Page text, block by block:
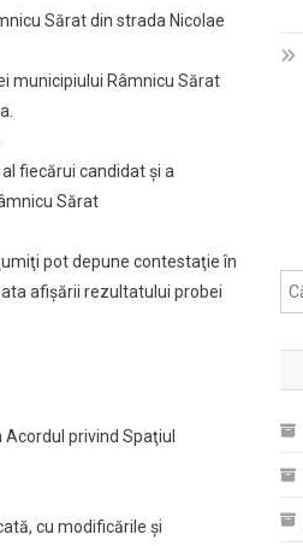
Sărat din strada Nicolae
municipiului Râmnicu Sărat
fiecărui candidat și a
Sărat
pot depune contestaţie în
afişării rezultatului probei
privind Spaţiul
cu modificările şi